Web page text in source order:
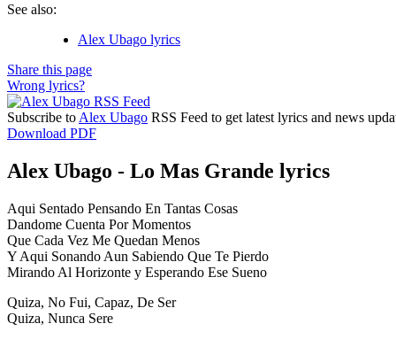
See also:
Alex Ubago lyrics
Share this page
Wrong lyrics?
Subscribe to Alex Ubago RSS Feed to get latest lyrics and news
Download PDF
Alex Ubago - Lo Mas Grande lyrics
Aqui Sentado Pensando En Tantas Cosas
Dandome Cuenta Por Momentos
Que Cada Vez Me Quedan Menos
Y Aqui Sonando Aun Sabiendo Que Te Pierdo
Mirando Al Horizonte y Esperando Ese Sueno
Quiza, No Fui, Capaz, De Ser
Quiza, Nunca Sere